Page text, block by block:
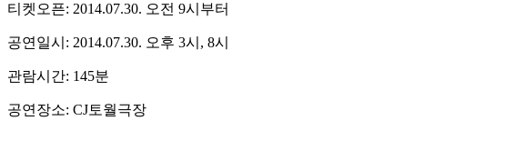
티켓오픈: 2014.07.30. 오전 9시부터
공연일시: 2014.07.30. 오후 3시, 8시
관람시간: 145분
공연장소: CJ토월극장